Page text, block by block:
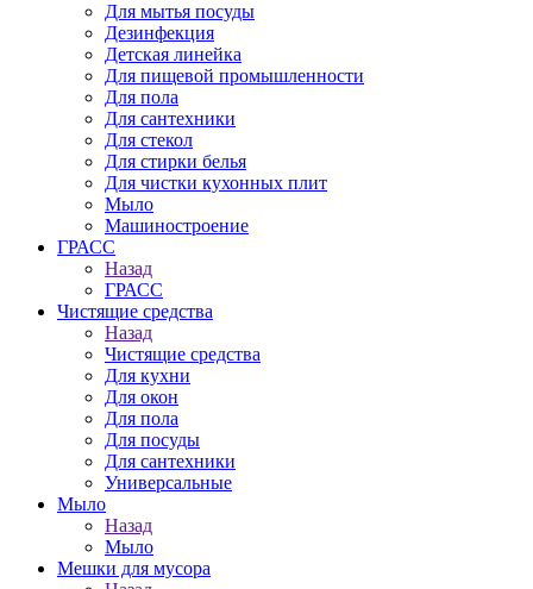
Для мытья посуды
Дезинфекция
Детская линейка
Для пищевой промышленности
Для пола
Для сантехники
Для стекол
Для стирки белья
Для чистки кухонных плит
Мыло
Машиностроение
ГРАСС
Назад
ГРАСС
Чистящие средства
Назад
Чистящие средства
Для кухни
Для окон
Для пола
Для посуды
Для сантехники
Универсальные
Мыло
Назад
Мыло
Мешки для мусора